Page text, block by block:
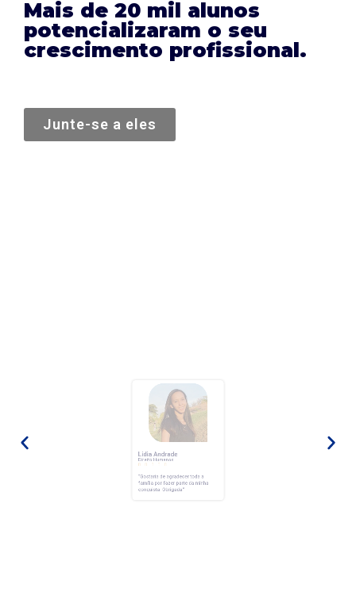
Mais de 20 mil alunos
potencializaram o seu
crescimento profissional.
Junte-se a eles
Lídia Andrade
Direito Humanos